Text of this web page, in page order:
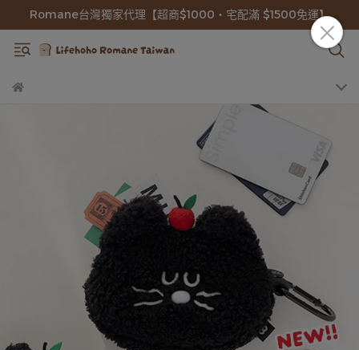
Romane台灣獨家代理【超商$1000・宅配滿 $1500免運】